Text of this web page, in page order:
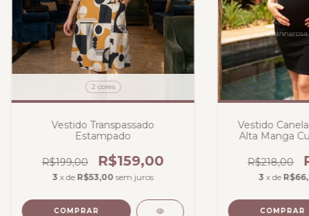
2 cores
Vestido Transpassado
Estampado
R$199,00 R$159,00
3 x de R$53,00 sem juros
COMPRAR
Vestido
Alta Manga
R$218,00
3 x de
COMPRAR